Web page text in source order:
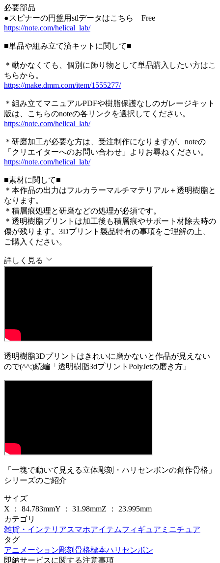
必要部品
●スピナーの円盤用stlデータはこちら Free
https://note.com/helical_lab/
■単品や組み立て済キットに関して■
＊動かなくても、個別に飾り物として単品購入したい方はこ
ちらから。
https://make.dmm.com/item/1555277/
＊組み立てマニュアルPDFや樹脂保護なしのガレージキット
版は、こちらのnoteの各リンクを選択してください。
https://note.com/helical_lab/
＊研磨加工が必要な方は、受注制作になりますが、noteの
「クリエイターへのお問い合わせ」よりお尋ねください。
https://note.com/helical_lab/
■素材に関して■
＊本作品の出力はフルカラーマルチマテリアル＋透明樹脂と
なります。
＊積層痕処理と研磨などの処理が必須です。
＊透明樹脂プリントは加工後も積層痕やサポート材除去時の
傷が残ります。3Dプリント製品特有の事項をご理解の上、
ご購入ください。
詳しく見る
透明樹脂3Dプリントはきれいに磨かないと作品が見えない
ので(^^;)続編「透明樹脂3dプリントPolyJetの磨き方」
「一塊で動いて見える立体彫刻・ハリセンボンの創作骨格」
シリーズのご紹介
サイズ
X ： 84.783mmY ： 31.98mmZ ： 23.995mm
カテゴリ
雑貨・インテリアスマホアイテムフィギュア ミニチュア
タグ
アニメーション彫刻 骨格標本ハリセンボン
即納サービスに関する注意事項